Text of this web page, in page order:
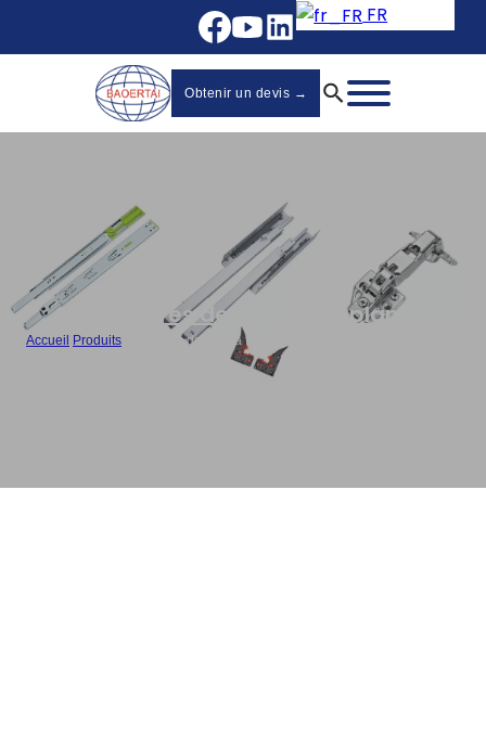
FR
Obtenir un devis →
Glissières de tiroir sous plan
Accueil Produits Glissières de tiroir à fermeture douce à 3 plis avec verrou